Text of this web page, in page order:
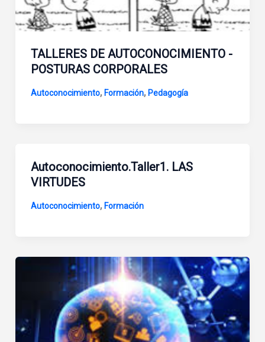
TALLERES DE AUTOCONOCIMIENTO -
POSTURAS CORPORALES
Autoconocimiento, Formación, Pedagogía
Autoconocimiento.Taller1. LAS
VIRTUDES
Autoconocimiento, Formación